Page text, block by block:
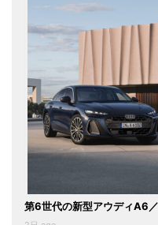
第6世代の新型アウディA6